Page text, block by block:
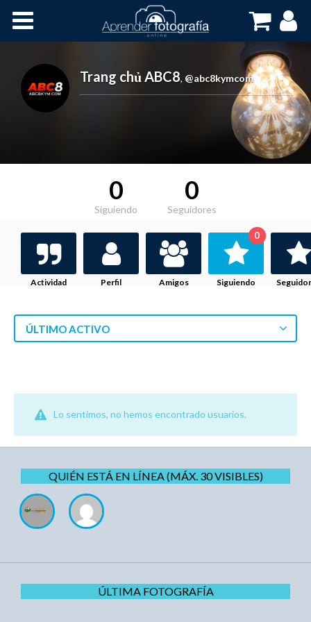
Cursos OnLine
Trang chủ ABC8, @abc8kymcom
0
Siguiendo
0
Seguidores
Actividad Perfil Amigos Siguiendo
0
ÚLTIMO ACTIVO
Lo sentimos, no hemos encontrado usuarios.
QUIÉN ESTÁ EN LÍNEA (MÁX. 30 VISIBLES)
ÚLTIMA FOTOGRAFÍA